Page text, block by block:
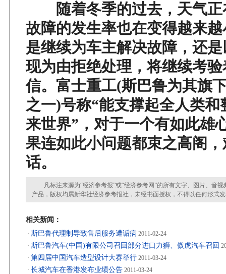
随着冬季的过去，天气正
故障的发生率也在变得越来
是继续为车主解决故障，还
现为由拒绝处理，将继续考
信。富士重工(斯巴鲁为其旗
之一)号称“能支撑起全人类和
来世界”，对于一个有如此雄
果连如此小问题都束之高阁
话。
凡标注来源为“经济参考报”或“经济参考网”的所有文字、图片、音视
产品，版权均属新华社经济参考报社，未经书面授权，不得以任何形式
相关新闻：
· 斯巴鲁代理制导致售后服务遭诟病 2011-02-24
· 斯巴鲁汽车(中国)有限公司召回部分进口力狮、傲虎汽车召回
· 第四届中国汽车造型设计大赛举行 2011-03-24
· 长城汽车在香港发布业绩公告 2011-03-24